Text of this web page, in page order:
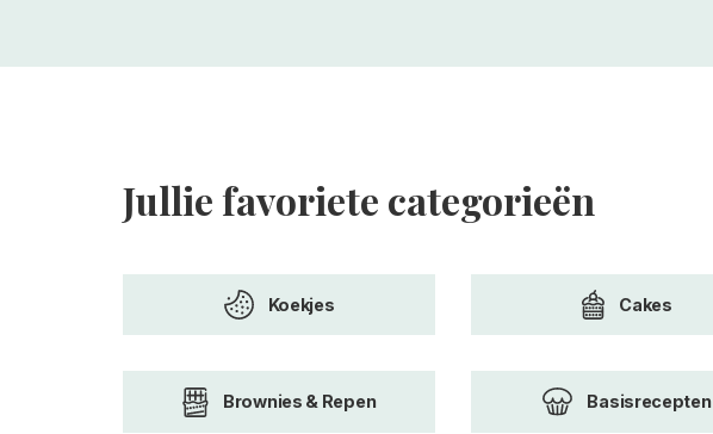
Jullie favoriete categorieën
Koekjes Cakes
Brownies & Repen Basisrecepten